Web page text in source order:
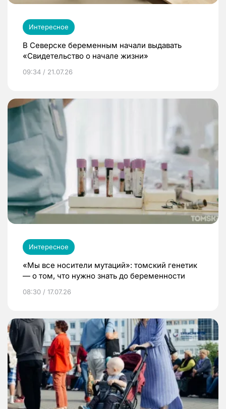
Интересное
В Северске беременным начали выдавать
«Свидетельство о начале жизни»
09:34 / 21.07.26
Интересное
«Мы все носители мутаций»: томский генетик
— о том, что нужно знать до беременности
08:30 / 17.07.26